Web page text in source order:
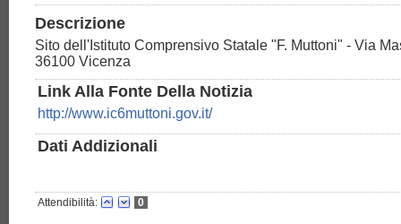
Descrizione
Sito dell'Istituto Comprensivo Statale "F. Muttoni" - Via
36100 Vicenza
Link Alla Fonte Della Notizia
http://www.ic6muttoni.gov.it/
Dati Addizionali
Attendibilità: 0